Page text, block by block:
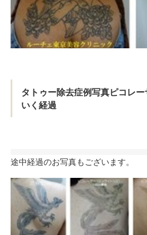
タトゥー除去症例写真ピコレ
いく経過
途中経過のお写真もございます。